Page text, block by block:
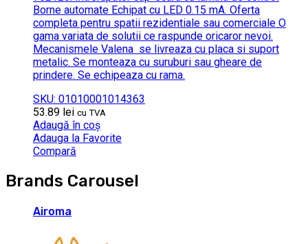
Borne automate Echipat cu LED 0.15 mA. Oferta
completa pentru spatii rezidentiale sau comerciale O
gama variata de solutii ce raspunde oricaror nevoi.
Mecanismele Valena se livreaza cu placa si suport
metalic. Se monteaza cu suruburi sau gheare de
prindere. Se echipeaza cu rama.
SKU: 01010001014363
53.89 lei cu TVA
Adaugă în coș
Adauga la Favorite
Compară
Brands Carousel
Airoma